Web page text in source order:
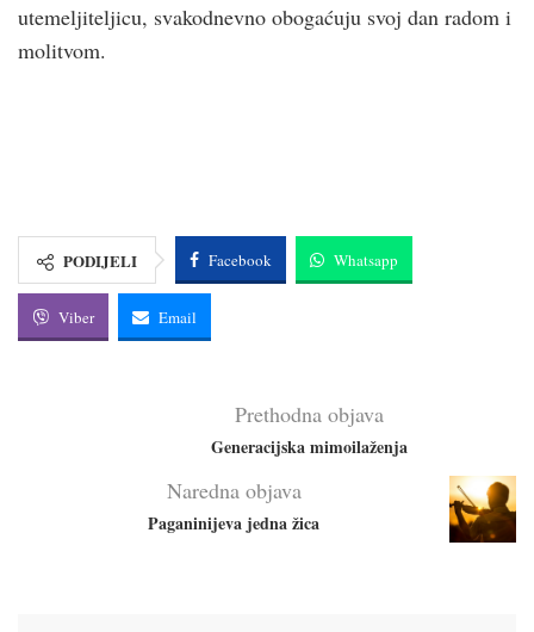
utemeljiteljicu, svakodnevno obogaćuju svoj dan radom i
molitvom.
PODIJELI Facebook Whatsapp
Viber Email
Prethodna objava
Generacijska mimoilaženja
Naredna objava
Paganinijeva jedna žica